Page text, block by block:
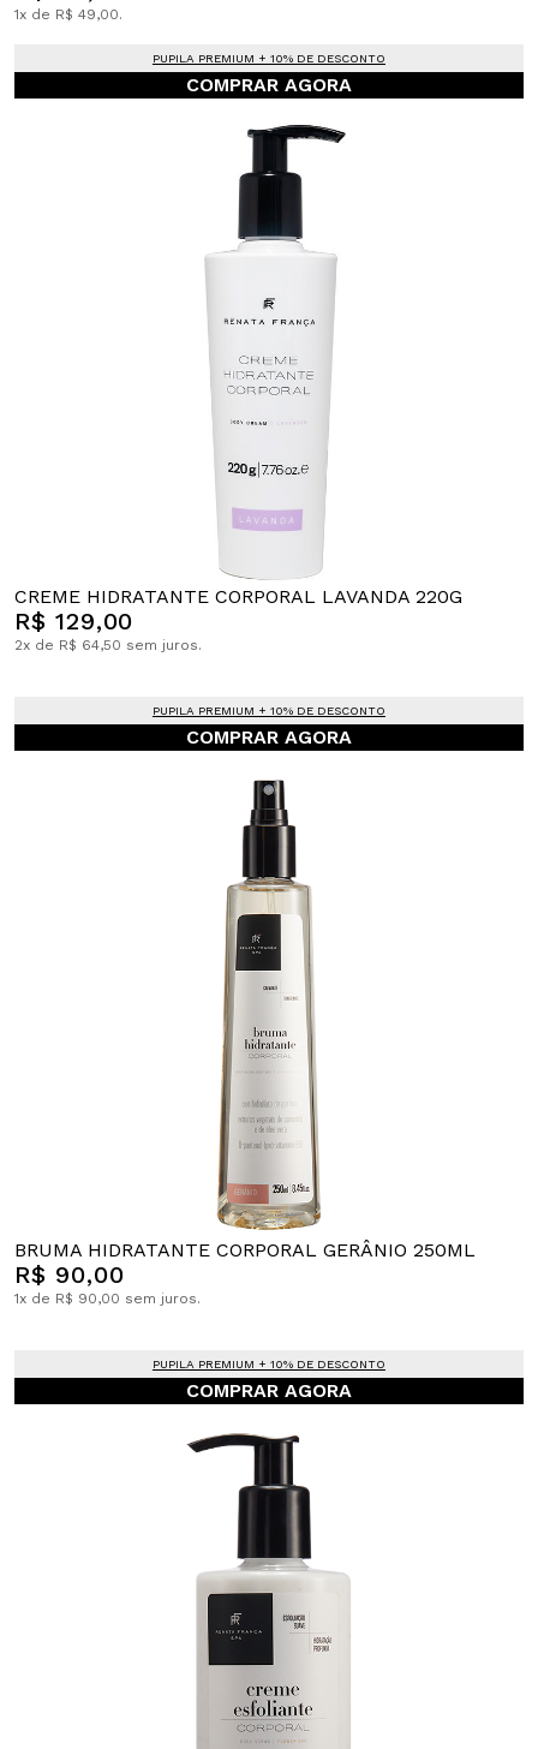
1x de R$ 49,00.
PUPILA PREMIUM + 10% DE DESCONTO
COMPRAR AGORA
CREME HIDRATANTE CORPORAL LAVANDA 220G
R$ 129,00
2x de R$ 64,50 sem juros.
PUPILA PREMIUM + 10% DE DESCONTO
COMPRAR AGORA
BRUMA HIDRATANTE CORPORAL GERÂNIO 250ML
R$ 90,00
1x de R$ 90,00 sem juros.
PUPILA PREMIUM + 10% DE DESCONTO
COMPRAR AGORA